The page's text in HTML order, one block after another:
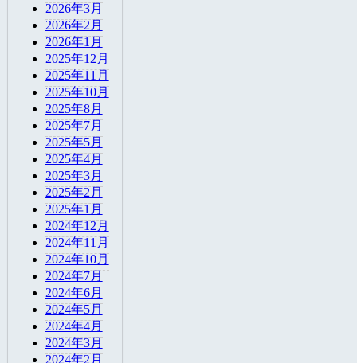
2026年3月
2026年2月
2026年1月
2025年12月
2025年11月
2025年10月
2025年8月
2025年7月
2025年5月
2025年4月
2025年3月
2025年2月
2025年1月
2024年12月
2024年11月
2024年10月
2024年7月
2024年6月
2024年5月
2024年4月
2024年3月
2024年2月